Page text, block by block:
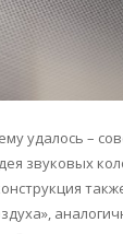
удалось –
звуковых